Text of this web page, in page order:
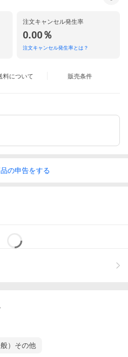
注文キャンセル発生率
0.00％
注文キャンセル発生率とは？
料について 販売条件
の申告をする
）その他